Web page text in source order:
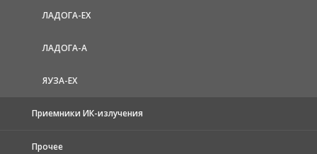
ЛАДОГА-EX
ЛАДОГА-А
ЯУЗА-ЕХ
Приемники ИК-излучения
Прочее